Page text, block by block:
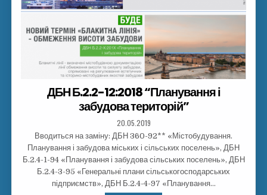
ДБН Б.2.2-12:2018 “Планування і
забудова територій”
20.05.2019
Вводиться на заміну: ДБН 360-92** «Містобудування.
Планування і забудова міських і сільських поселень», ДБН
Б.2.4-1-94 «Планування і забудова сільських поселень», ДБН
Б.2.4-3-95 «Генеральні плани сільськогосподарських
підприємств», ДБН Б.2.4-4-97 «Планування…